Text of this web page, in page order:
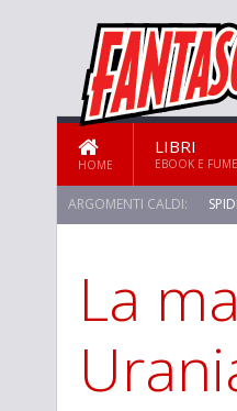
HOME
LIBRI
EBOOK E
ARGOMENTI CALDI:
La